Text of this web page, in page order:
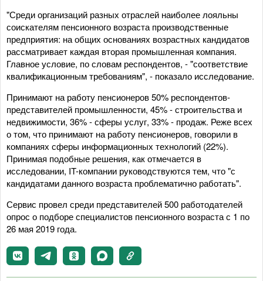
"Среди организаций разных отраслей наиболее лояльны
соискателям пенсионного возраста производственные
предприятия: на общих основаниях возрастных кандидатов
рассматривает каждая вторая промышленная компания.
Главное условие, по словам респондентов, - "соответствие
квалификационным требованиям", - показало исследование.
Принимают на работу пенсионеров 50% респондентов-
представителей промышленности, 45% - строительства и
недвижимости, 36% - сферы услуг, 33% - продаж. Реже всех
о том, что принимают на работу пенсионеров, говорили в
компаниях сферы информационных технологий (22%).
Принимая подобные решения, как отмечается в
исследовании, IT-компании руководствуются тем, что "с
кандидатами данного возраста проблематично работать".
Сервис провел среди представителей 500 работодателей
опрос о подборе специалистов пенсионного возраста с 1 по
26 мая 2019 года.